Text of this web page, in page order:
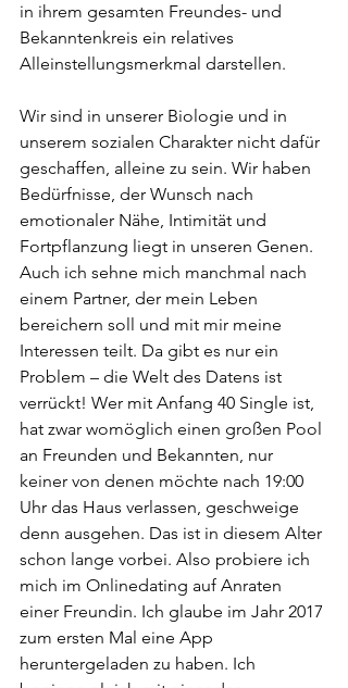
in ihrem gesamten Freundes- und
Bekanntenkreis ein relatives
Alleinstellungsmerkmal darstellen.
Wir sind in unserer Biologie und in
unserem sozialen Charakter nicht dafür
geschaffen, alleine zu sein. Wir haben
Bedürfnisse, der Wunsch nach
emotionaler Nähe, Intimität und
Fortpflanzung liegt in unseren Genen.
Auch ich sehne mich manchmal nach
einem Partner, der mein Leben
bereichern soll und mit mir meine
Interessen teilt. Da gibt es nur ein
Problem – die Welt des Datens ist
verrückt! Wer mit Anfang 40 Single ist,
hat zwar womöglich einen großen Pool
an Freunden und Bekannten, nur
keiner von denen möchte nach 19:00
Uhr das Haus verlassen, geschweige
denn ausgehen. Das ist in diesem Alter
schon lange vorbei. Also probiere ich
mich im Onlinedating auf Anraten
einer Freundin. Ich glaube im Jahr 2017
zum ersten Mal eine App
heruntergeladen zu haben. Ich